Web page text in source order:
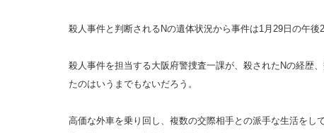
殺人事件と判断されるNの遺体状況から事件は1月29日の午後
殺人事件を担当する大阪府警捜査一課が、殺されたNの経歴
たのはいうまでもないだろう。
高価な外車を乗り回し、複数の交際相手との派手な生活をし